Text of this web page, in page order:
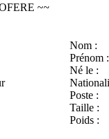
~~
Nom :
Prénom :
Né le :
Poste :
Taille :
Poids :